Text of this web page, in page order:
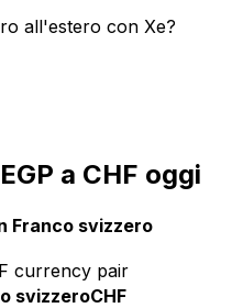
all'estero con Xe?
a CHF oggi
Franco svizzero
currency pair
svizzeroCHF